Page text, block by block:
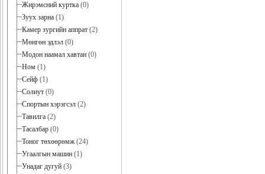
Жирэмсний куртка (0)
Зуух зарна (1)
Камер зургийн аппрат (2)
Мөнгөн эдлэл (0)
Модон наамал хавтан (0)
Ном (1)
Сейф (1)
Солиут (0)
Спортын хэрэгсэл (2)
Тавилга (2)
Тасалбар (0)
Тоног төхөөрөмж(24)
Угаалгын машин (1)
Унадаг дугуй (3)